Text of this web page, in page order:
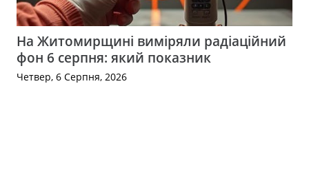
На Житомирщині виміряли радіаційний
фон 6 серпня: який показник
Четвер, 6 Серпня, 2026